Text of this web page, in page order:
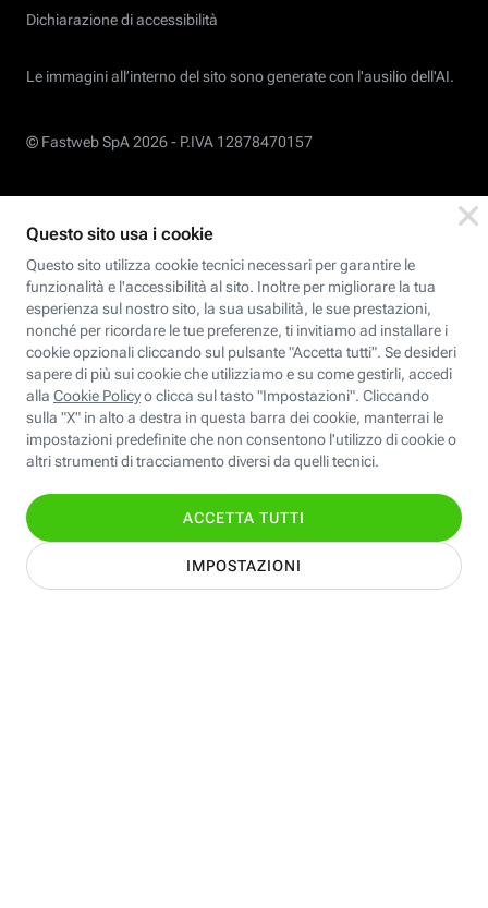
Dichiarazione di accessibilità
Le immagini all’interno del sito sono generate con l'ausilio dell'AI.
© Fastweb SpA 2026 - P.IVA 12878470157